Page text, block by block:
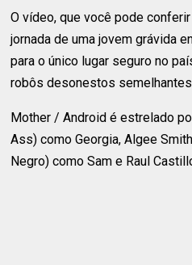
O vídeo, que você pode
jornada de uma jovem grávida
para o único lugar seguro no
robôs desonestos semelhantes
Mother / Android é estrelado
Ass) como Georgia, Algee
Negro) como Sam e Raul